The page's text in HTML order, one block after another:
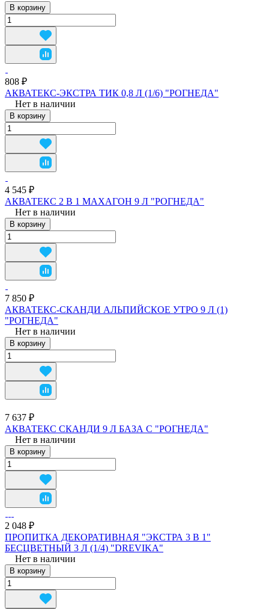
В корзину
808 ₽
АКВАТЕКС-ЭКСТРА ТИК 0,8 Л (1/6) "РОГНЕДА"
Нет в наличии
В корзину
4 545 ₽
АКВАТЕКС 2 В 1 МАХАГОН 9 Л "РОГНЕДА"
Нет в наличии
В корзину
7 850 ₽
АКВАТЕКС-СКАНДИ АЛЬПИЙСКОЕ УТРО 9 Л (1)
"РОГНЕДА"
Нет в наличии
В корзину
7 637 ₽
АКВАТЕКС СКАНДИ 9 Л БАЗА С "РОГНЕДА"
Нет в наличии
В корзину
2 048 ₽
ПРОПИТКА ДЕКОРАТИВНАЯ "ЭКСТРА 3 В 1"
БЕСЦВЕТНЫЙ 3 Л (1/4) "DREVIKA"
Нет в наличии
В корзину